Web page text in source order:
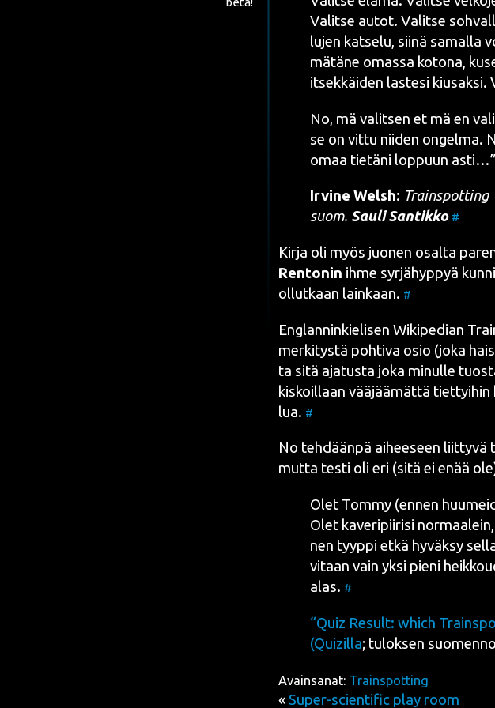
Valit­se autot. Valit­se
lu­jen kat­se­lu, sii­nä samal­la
mätä­ne omas­sa koto­na,
itsek­käi­den las­te­si kiusak­si.
No, mä valit­sen et mä en
se on vit­tu nii­den ongel­ma.
omaa tie­tä­ni lop­puun asti…”
Irvi­ne Welsh: Trains­pot­ting
suom. Sau­li San­tik­ko #
Kir­ja oli myös juo­nen osal­ta
Ren­to­nin ihme syr­jä­hyp­pyä
ollut­kaan lain­kaan. #
Englan­nin­kie­li­sen Wiki­pe­dian
mer­ki­tys­tä poh­ti­va osio (joka
ta sitä aja­tus­ta joka minul­le
kis­koil­laan vää­jää­mät­tä
lua. #
No teh­dään­pä aihee­seen liit­ty­vä
mut­ta tes­ti oli eri (sitä ei enää
Olet Tom­my (ennen
Olet kave­ri­pii­ri­si
nen tyyp­pi etkä hyväk­sy
vi­taan vain yksi pie­ni
alas. #
“Quiz Result: which
(Quizil­la; tulok­sen
Avainsanat: Trainspotting
«Super-scientific play room